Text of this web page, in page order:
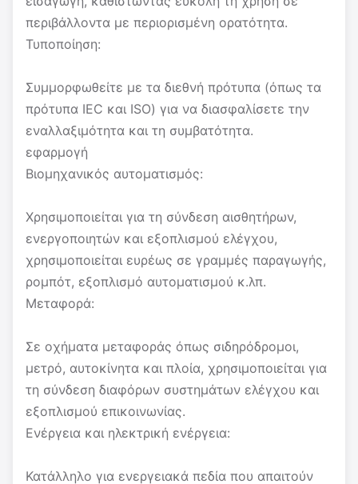
περιβάλλοντα με περιορισμένη ορατότητα.
Τυποποίηση:
Συμμορφωθείτε με τα διεθνή πρότυπα (όπως τα
πρότυπα IEC και ISO) για να διασφαλίσετε την
εναλλαξιμότητα και τη συμβατότητα.
εφαρμογή
Βιομηχανικός αυτοματισμός:
Χρησιμοποιείται για τη σύνδεση αισθητήρων,
ενεργοποιητών και εξοπλισμού ελέγχου,
χρησιμοποιείται ευρέως σε γραμμές παραγωγής,
ρομπότ, εξοπλισμό αυτοματισμού κ.λπ.
Μεταφορά:
Σε οχήματα μεταφοράς όπως σιδηρόδρομοι,
μετρό, αυτοκίνητα και πλοία, χρησιμοποιείται για
τη σύνδεση διαφόρων συστημάτων ελέγχου και
εξοπλισμού επικοινωνίας.
Ενέργεια και ηλεκτρική ενέργεια:
Κατάλληλο για ενεργειακά πεδία που απαιτούν